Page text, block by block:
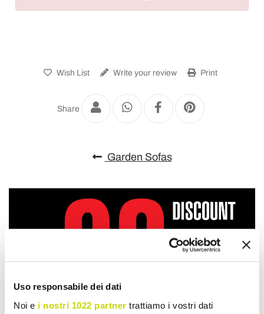
Uso responsabile dei dati
Noi e i nostri 1022 partner trattiamo i vostri dati
Wish List Write your review Print
Share
Garden Sofas